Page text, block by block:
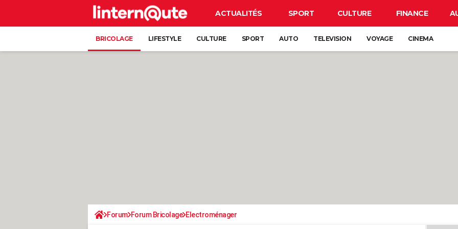
ACTUALITÉS SPORT CULTURE FINANCE
BRICOLAGE LIFESTYLE CULTURE SPORT AUTO TELEVISION VOYAGE CINEMA
Forum Forum Bricolage Electroménager